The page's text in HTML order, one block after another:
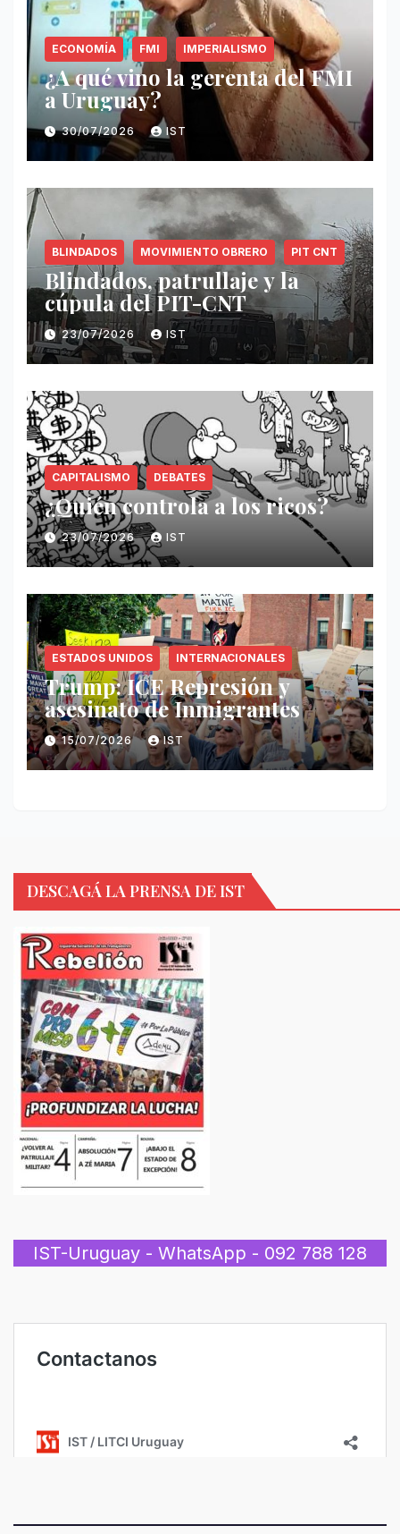
ECONOMÍA FMI IMPERIALISMO
¿A qué vino la gerenta del FMI
a Uruguay?
30/07/2026 IST
BLINDADOS MOVIMIENTO OBRERO PIT CNT
Blindados, patrullaje y la
cúpula del PIT-CNT
23/07/2026 IST
CAPITALISMO DEBATES
¿Quién controla a los ricos?
23/07/2026 IST
ESTADOS UNIDOS INTERNACIONALES
Trump: ICE Represión y
asesinato de Inmigrantes
15/07/2026 IST
DESCAGÁ LA PRENSA DE IST
IST-Uruguay - WhatsApp - 092 788 128